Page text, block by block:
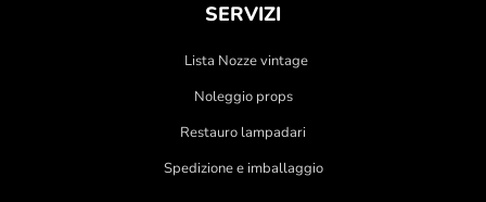
SERVIZI
Lista Nozze vintage
Noleggio props
Restauro lampadari
Spedizione e imballaggio